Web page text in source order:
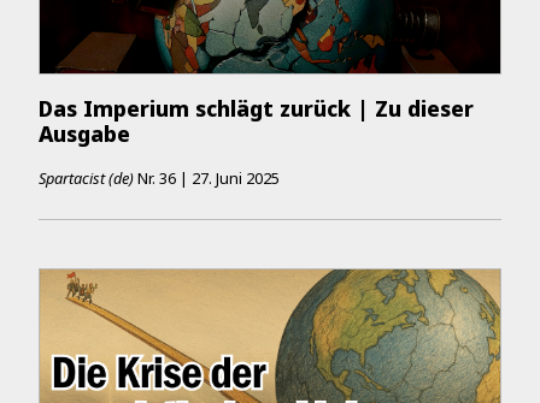
Das Imperium schlägt zurück | Zu dieser
Ausgabe
Spartacist (de)Nr. 36 | 27. Juni 2025